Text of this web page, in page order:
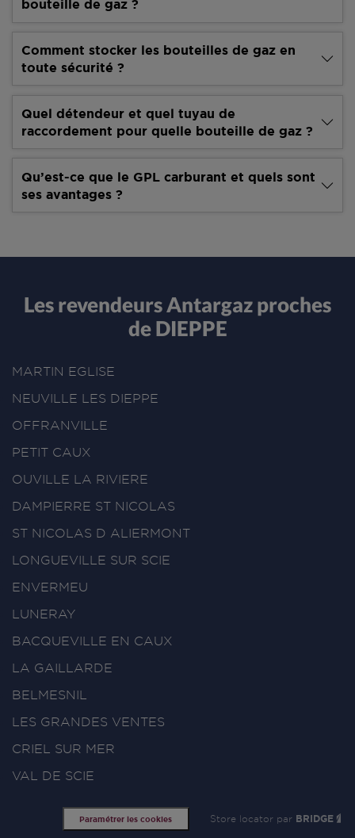
bouteille de gaz ?
Comment stocker les bouteilles de gaz en
toute sécurité ?
Quel détendeur et quel tuyau de
raccordement pour quelle bouteille de gaz ?
Qu’est-ce que le GPL carburant et quels sont
ses avantages ?
Les revendeurs Antargaz proches
de DIEPPE
MARTIN EGLISE
NEUVILLE LES DIEPPE
OFFRANVILLE
PETIT CAUX
OUVILLE LA RIVIERE
DAMPIERRE ST NICOLAS
ST NICOLAS D ALIERMONT
LONGUEVILLE SUR SCIE
ENVERMEU
LUNERAY
BACQUEVILLE EN CAUX
LA GAILLARDE
BELMESNIL
LES GRANDES VENTES
CRIEL SUR MER
VAL DE SCIE
Paramétrer les cookies Store locator par BRIDGE